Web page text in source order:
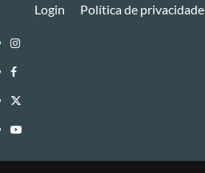
Login Política de privacidade
Instagram
Facebook
Twitter
Youtube